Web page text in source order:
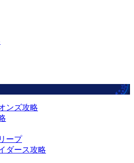
ンズ攻略
ープ
ダース攻略